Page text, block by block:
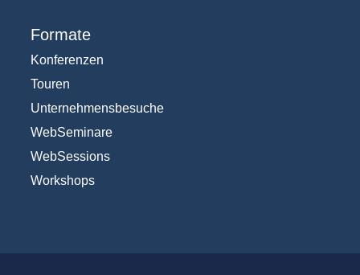
Formate
Konferenzen
Touren
Unternehmensbesuche
WebSeminare
WebSessions
Workshops